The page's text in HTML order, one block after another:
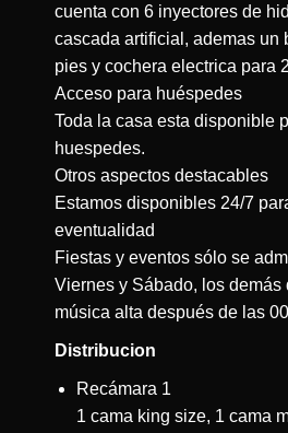
cuenta con 6 inyectores de
cascada artificial, ademas un
pies y cochera electrica para
Acceso para huéspedes
Toda la casa esta disponible
huespedes.
Otros aspectos destacables
Estamos disponibles 24/7
eventualidad
Fiestas y eventos sólo se
Viernes y Sábado, los demás
música alta después de las
Distribucion
Recámara 1
1 cama king size, 1 cama